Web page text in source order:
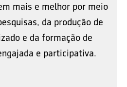
mais e melhor por meio
da produção de
e da formação de
e participativa.